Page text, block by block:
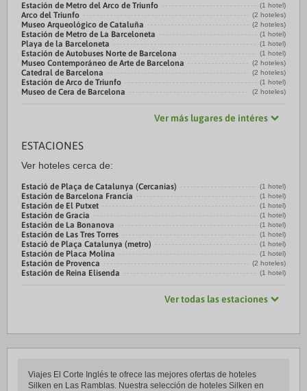
Estación de Metro del Arco de Triunfo (1 hotel)
Arco del Triunfo (2 hoteles)
Museo Arqueológico de Cataluña (2 hoteles)
Estación de Metro de La Barceloneta (1 hotel)
Playa de la Barceloneta (1 hotel)
Estación de Autobuses Norte de Barcelona (1 hotel)
Museo Contemporáneo de Arte de Barcelona (2 hoteles)
Catedral de Barcelona (2 hoteles)
Estación de Arco de Triunfo (1 hotel)
Museo de Cera de Barcelona (2 hoteles)
Ver más lugares de intéres
ESTACIONES
Ver hoteles cerca de:
Estació de Plaça de Catalunya (Cercanias) (1 hotel)
Estación de Barcelona Francia (1 hotel)
Estación de El Putxet (1 hotel)
Estación de Gracia (1 hotel)
Estación de La Bonanova (1 hotel)
Estación de Las Tres Torres (1 hotel)
Estació de Plaça Catalunya (metro) (1 hotel)
Estación de Placa Molina (1 hotel)
Estación de Provenca (2 hoteles)
Estación de Reina Elisenda (1 hotel)
Ver todas las estaciones
Viajes El Corte Inglés te ofrece las mejores ofertas de hoteles
Silken en Las Ramblas. Nuestra selección de hoteles Silken en